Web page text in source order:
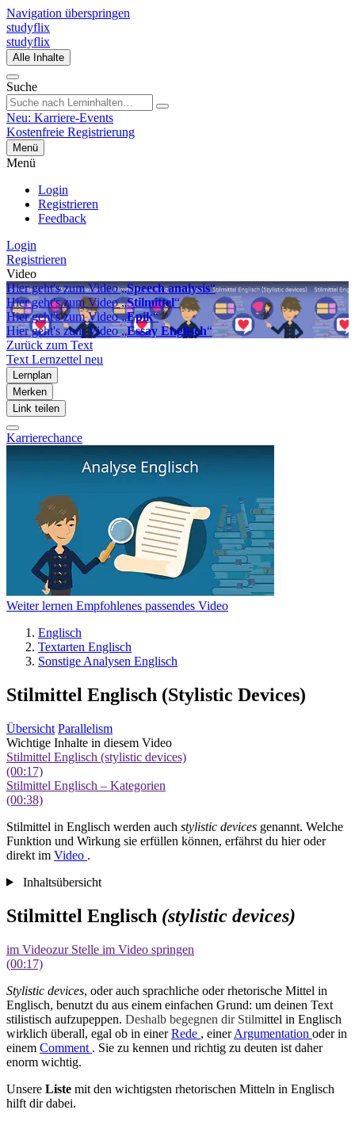
Navigation überspringen
studyflix
studyflix
Alle Inhalte
Suche
Neu: Karriere-Events
Kostenfreie Registrierung
Menü
Menü
Login
Registrieren
Feedback
Login
Registrieren
Video
Hier geht's zum Video „Speech analysis“
Hier geht's zum Video „Stilmittel“
Hier geht's zum Video „Epik“
Hier geht's zum Video „Essay Englisch“
Zurück zum Text
Text Lernzettel neu
Lernplan
Merken
Link teilen
Karrierechance
Weiter lernen Empfohlenes passendes Video
Englisch
Textarten Englisch
Sonstige Analysen Englisch
Stilmittel Englisch (Stylistic Devices)
Übersicht Parallelism
Wichtige Inhalte in diesem Video
Stilmittel Englisch (stylistic devices)
(00:17)
Stilmittel Englisch – Kategorien
(00:38)
Stilmittel in Englisch werden auch stylistic devices genannt. Welche
Funktion und Wirkung sie erfüllen können, erfährst du hier oder
direkt im Video .
Inhaltsübersicht
Stilmittel Englisch (stylistic devices)
im Videozur Stelle im Video springen
(00:17)
Stylistic devices, oder auch sprachliche oder rhetorische Mittel in
Englisch, benutzt du aus einem einfachen Grund: um deinen Text
stilistisch aufzupeppen. Deshalb begegnen dir Stilmittel in Englisch
wirklich überall, egal ob in einerRede , einerArgumentation oder in
einem Comment . Sie zu kennen und richtig zu deuten ist daher
enorm wichtig.
Unsere Liste mit den wichtigsten rhetorischen Mitteln in Englisch
hilft dir dabei.